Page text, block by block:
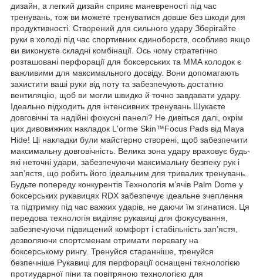
дизайн, а легкий дизайн сприяє маневреності під час
тренувань, тож ви можете тренуватися довше без шкоди для
продуктивності. Створений для сильного удару Зберігайте
руки в холоді під час спортивних єдиноборств, особливо якщо
ви виконуєте складні комбінації. Ось чому стратегічно
розташовані перфорації для боксерських та MMA колодок є
важливими для максимального досвіду. Вони допомагають
захистити ваші руки від поту та забезпечують достатню
вентиляцію, щоб ви могли швидко й точно завдавати удару.
Ідеально підходить для інтенсивних тренувань Шукаєте
довговічні та надійні фокусні панелі? Не дивіться далі, окрім
цих дивовижних накладок L'orme Skin™Focus Pads від Maya
Hide! Ці накладки були майстерно створені, щоб забезпечити
максимальну довговічність. Велика зона удару враховує будь-
які неточні удари, забезпечуючи максимальну безпеку рук і
зап’ястя, що робить його ідеальним для тривалих тренувань.
Будьте попереду конкурентів Технологія м’ячів Palm Dome у
боксерських рукавицях RDX забезпечує ідеальне зчеплення
та підтримку під час важких ударів, не даючи їм згинатися. Ця
передова технологія виділяє рукавиці для фокусування,
забезпечуючи підвищений комфорт і стабільність зап’ястя,
дозволяючи спортсменам отримати перевагу на
боксерському рингу. Тренуйся старанніше, тренуйся
безпечніше Рукавиці для перфорації оснащені технологією
протиударної піни та повітряною технологією для